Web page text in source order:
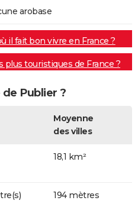
arobase
il fait bon vivre en France ?
plus touristiques de France ?
Publier ?
Moyenne
des villes
18,1 km²
194 mètres